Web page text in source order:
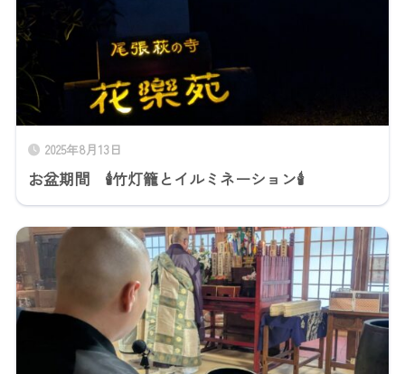
2025年8月13日
お盆期間 🕯竹灯籠とイルミネーション🕯